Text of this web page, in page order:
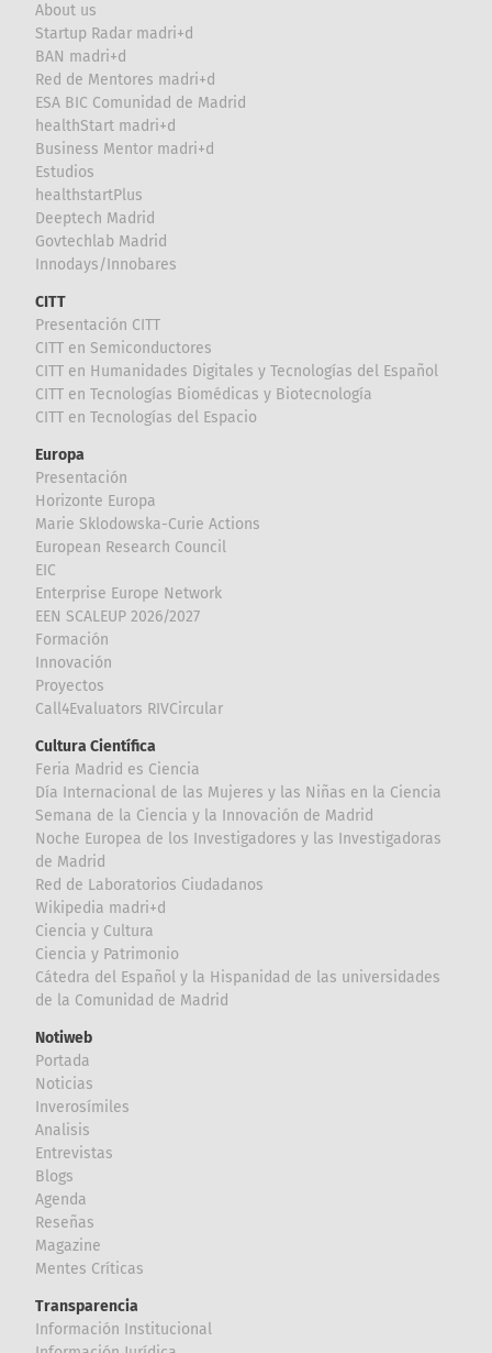
About us
Startup Radar madri+d
BAN madri+d
Red de Mentores madri+d
ESA BIC Comunidad de Madrid
healthStart madri+d
Business Mentor madri+d
Estudios
healthstartPlus
Deeptech Madrid
Govtechlab Madrid
Innodays/Innobares
CITT
Presentación CITT
CITT en Semiconductores
CITT en Humanidades Digitales y Tecnologías del Español
CITT en Tecnologías Biomédicas y Biotecnología
CITT en Tecnologías del Espacio
Europa
Presentación
Horizonte Europa
Marie Sklodowska-Curie Actions
European Research Council
EIC
Enterprise Europe Network
EEN SCALEUP 2026/2027
Formación
Innovación
Proyectos
Call4Evaluators RIVCircular
Cultura Científica
Feria Madrid es Ciencia
Día Internacional de las Mujeres y las Niñas en la Ciencia
Semana de la Ciencia y la Innovación de Madrid
Noche Europea de los Investigadores y las Investigadoras
de Madrid
Red de Laboratorios Ciudadanos
Wikipedia madri+d
Ciencia y Cultura
Ciencia y Patrimonio
Cátedra del Español y la Hispanidad de las universidades
de la Comunidad de Madrid
Notiweb
Portada
Noticias
Inverosímiles
Analisis
Entrevistas
Blogs
Agenda
Reseñas
Magazine
Mentes Críticas
Transparencia
Información Institucional